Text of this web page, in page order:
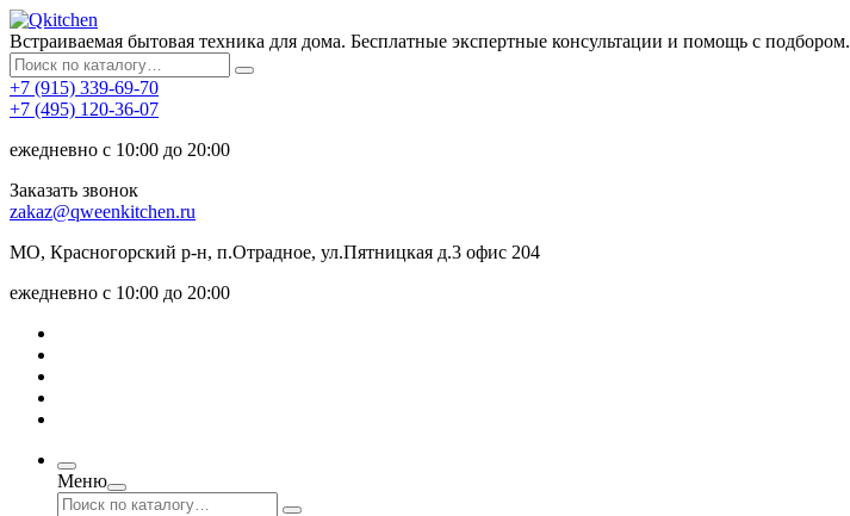
Встраиваемая бытовая техника для дома. Бесплатные экспертные консультации и помощь с подбором.
+7 (915) 339-69-70
+7 (495) 120-36-07
ежедневно с 10:00 до 20:00
Заказать звонок
zakaz@qweenkitchen.ru
МО, Красногорский р-н, п.Отрадное, ул.Пятницкая д.3 офис 204
ежедневно с 10:00 до 20:00
Меню